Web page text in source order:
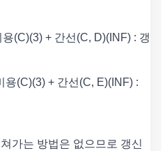
(C)(3) + 간선(C, D)(INF) : 갱
(C)(3) + 간선(C, E)(INF) :
가는 방법은 없으므로 갱신